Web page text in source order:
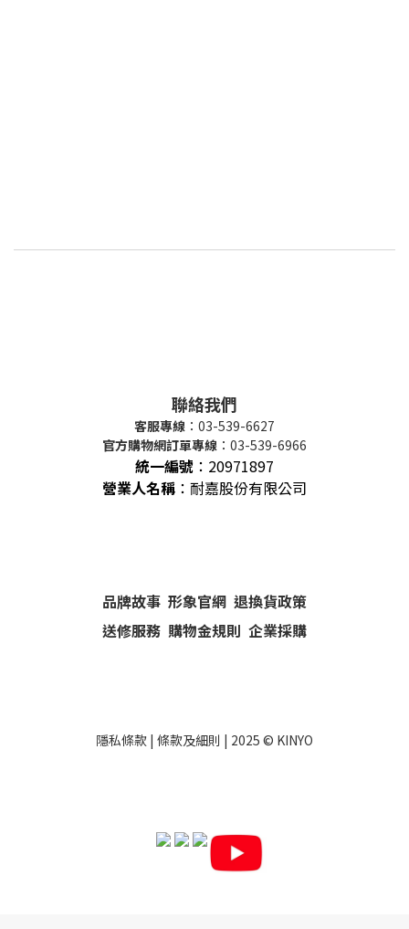
聯絡我們
客服專線 ：03-539-6627
官方購物網訂單專線 ：03-539-6966
統一編號 ： 20971897
營業人名稱 ：耐嘉股份有限公司
品牌故事 形象官網 退換貨政策
送修服務 購物金規則 企業採購
隱私條款 | 條款及細則 | 2025 © KINYO